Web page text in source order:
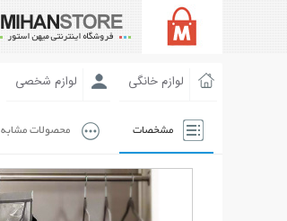
لوازم خانگی لوازم شخصی
مشخصات محصولات مشابه